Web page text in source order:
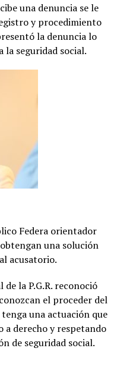
una denuncia se le
y procedimiento
la denuncia lo
la seguridad social.
Federa orientador
una solución
acusatorio.
la P.G.R. reconoció
el proceder del
una actuación que
a derecho y respetando
de seguridad social.